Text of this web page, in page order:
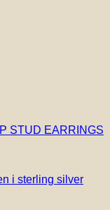
STUD EARRINGS